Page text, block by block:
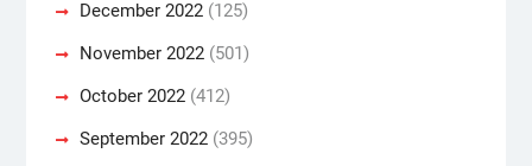
December 2022(125)
November 2022(501)
October 2022(412)
September 2022(395)